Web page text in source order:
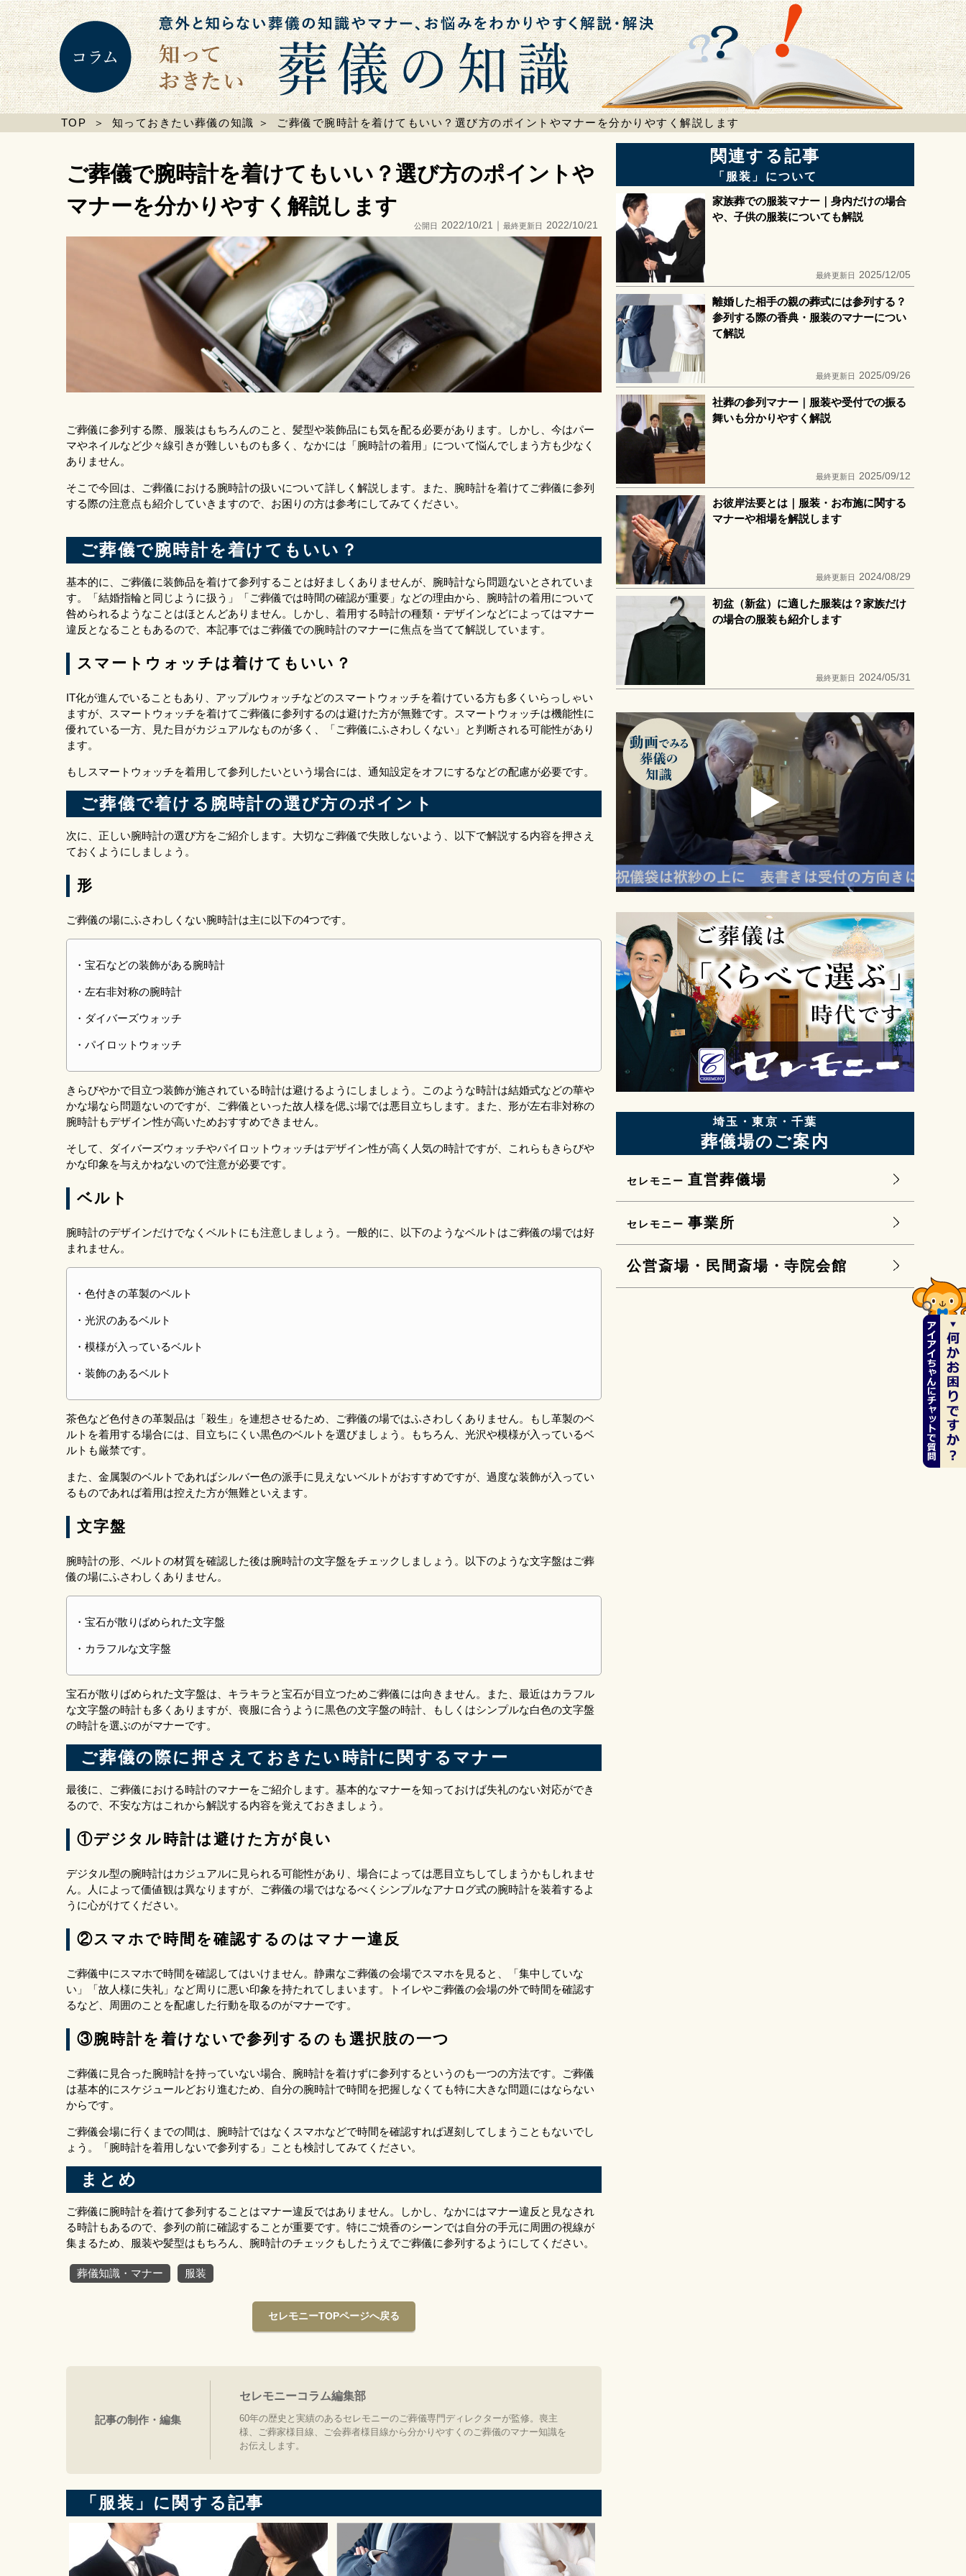
検索
TOP ＞ 知っておきたい葬儀の知識 ＞ ご葬儀で腕時計を着けてもいい？選び方のポイントやマナーを分かりやすく解説します
ご葬儀で腕時計を着けてもいい？選び方のポイントや
マナーを分かりやすく解説します
公開日 2022/10/21｜ 最終更新日 2022/10/21
ご葬儀に参列する際、服装はもちろんのこと、髪型や装飾品にも気を配る必要があります。しかし、今はパー
マやネイルなど少々線引きが難しいものも多く、なかには「腕時計の着用」について悩んでしまう方も少なく
ありません。
そこで今回は、ご葬儀における腕時計の扱いについて詳しく解説します。また、腕時計を着けてご葬儀に参列
する際の注意点も紹介していきますので、お困りの方は参考にしてみてください。
ご葬儀で腕時計を着けてもいい？
基本的に、ご葬儀に装飾品を着けて参列することは好ましくありませんが、腕時計なら問題ないとされていま
す。「結婚指輪と同じように扱う」「ご葬儀では時間の確認が重要」などの理由から、腕時計の着用について
咎められるようなことはほとんどありません。しかし、着用する時計の種類・デザインなどによってはマナー
違反となることもあるので、本記事ではご葬儀での腕時計のマナーに焦点を当てて解説しています。
スマートウォッチは着けてもいい？
IT化が進んでいることもあり、アップルウォッチなどのスマートウォッチを着けている方も多くいらっしゃい
ますが、スマートウォッチを着けてご葬儀に参列するのは避けた方が無難です。スマートウォッチは機能性に
優れている一方、見た目がカジュアルなものが多く、「ご葬儀にふさわしくない」と判断される可能性があり
ます。
もしスマートウォッチを着用して参列したいという場合には、通知設定をオフにするなどの配慮が必要です。
ご葬儀で着ける腕時計の選び方のポイント
次に、正しい腕時計の選び方をご紹介します。大切なご葬儀で失敗しないよう、以下で解説する内容を押さえ
ておくようにしましょう。
形
ご葬儀の場にふさわしくない腕時計は主に以下の4つです。
・宝石などの装飾がある腕時計
・左右非対称の腕時計
・ダイバーズウォッチ
・パイロットウォッチ
きらびやかで目立つ装飾が施されている時計は避けるようにしましょう。このような時計は結婚式などの華や
かな場なら問題ないのですが、ご葬儀といった故人様を偲ぶ場では悪目立ちします。また、形が左右非対称の
腕時計もデザイン性が高いためおすすめできません。
そして、ダイバーズウォッチやパイロットウォッチはデザイン性が高く人気の時計ですが、これらもきらびや
かな印象を与えかねないので注意が必要です。
ベルト
腕時計のデザインだけでなくベルトにも注意しましょう。一般的に、以下のようなベルトはご葬儀の場では好
まれません。
・色付きの革製のベルト
・光沢のあるベルト
・模様が入っているベルト
・装飾のあるベルト
茶色など色付きの革製品は「殺生」を連想させるため、ご葬儀の場ではふさわしくありません。もし革製のベ
ルトを着用する場合には、目立ちにくい黒色のベルトを選びましょう。もちろん、光沢や模様が入っているベ
ルトも厳禁です。
また、金属製のベルトであればシルバー色の派手に見えないベルトがおすすめですが、過度な装飾が入ってい
るものであれば着用は控えた方が無難といえます。
文字盤
腕時計の形、ベルトの材質を確認した後は腕時計の文字盤をチェックしましょう。以下のような文字盤はご葬
儀の場にふさわしくありません。
・宝石が散りばめられた文字盤
・カラフルな文字盤
宝石が散りばめられた文字盤は、キラキラと宝石が目立つためご葬儀には向きません。また、最近はカラフル
な文字盤の時計も多くありますが、喪服に合うように黒色の文字盤の時計、もしくはシンプルな白色の文字盤
の時計を選ぶのがマナーです。
ご葬儀の際に押さえておきたい時計に関するマナー
最後に、ご葬儀における時計のマナーをご紹介します。基本的なマナーを知っておけば失礼のない対応ができ
るので、不安な方はこれから解説する内容を覚えておきましょう。
①デジタル時計は避けた方が良い
デジタル型の腕時計はカジュアルに見られる可能性があり、場合によっては悪目立ちしてしまうかもしれませ
ん。人によって価値観は異なりますが、ご葬儀の場ではなるべくシンプルなアナログ式の腕時計を装着するよ
うに心がけてください。
②スマホで時間を確認するのはマナー違反
ご葬儀中にスマホで時間を確認してはいけません。静粛なご葬儀の会場でスマホを見ると、「集中していな
い」「故人様に失礼」など周りに悪い印象を持たれてしまいます。トイレやご葬儀の会場の外で時間を確認す
るなど、周囲のことを配慮した行動を取るのがマナーです。
③腕時計を着けないで参列するのも選択肢の一つ
ご葬儀に見合った腕時計を持っていない場合、腕時計を着けずに参列するというのも一つの方法です。ご葬儀
は基本的にスケジュールどおり進むため、自分の腕時計で時間を把握しなくても特に大きな問題にはならない
からです。
ご葬儀会場に行くまでの間は、腕時計ではなくスマホなどで時間を確認すれば遅刻してしまうこともないでし
ょう。「腕時計を着用しないで参列する」ことも検討してみてください。
まとめ
ご葬儀に腕時計を着けて参列することはマナー違反ではありません。しかし、なかにはマナー違反と見なされ
る時計もあるので、参列の前に確認することが重要です。特にご焼香のシーンでは自分の手元に周囲の視線が
集まるため、服装や髪型はもちろん、腕時計のチェックもしたうえでご葬儀に参列するようにしてください。
葬儀知識・マナー 服装
セレモニーTOPページへ戻る
記事の制作・編集
セレモニーコラム編集部
60年の歴史と実績のあるセレモニーのご葬儀専門ディレクターが監修。喪主
様、ご葬家様目線、ご会葬者様目線から分かりやすくのご葬儀のマナー知識を
お伝えします。
「服装」に関する記事
関連する記事
「服装」について
家族葬での服装マナー｜身内だけの場合
や、子供の服装についても解説
最終更新日 2025/12/05
離婚した相手の親の葬式には参列する？
参列する際の香典・服装のマナーについ
て解説
最終更新日 2025/09/26
社葬の参列マナー｜服装や受付での振る
舞いも分かりやすく解説
最終更新日 2025/09/12
お彼岸法要とは｜服装・お布施に関する
マナーや相場を解説します
最終更新日 2024/08/29
初盆（新盆）に適した服装は？家族だけ
の場合の服装も紹介します
最終更新日 2024/05/31
埼玉・東京・千葉
葬儀場のご案内
セレモニー 直営葬儀場
セレモニー 事業所
公営斎場・民間斎場・寺院会館